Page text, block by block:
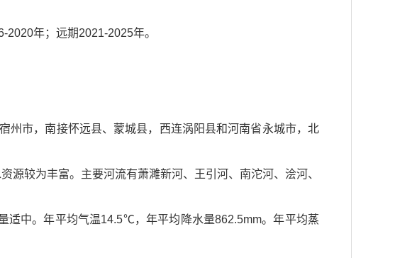
年；远期2021-2025年。
宿州市，南接怀远县、蒙城县，西连涡阳县和河南省永城市，北
较为丰富。主要河流有萧濉新河、王引河、南沱河、浍河、
适中。年平均气温14.5℃，年平均降水量862.5mm。年平均蒸